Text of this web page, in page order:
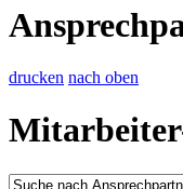
drucken nach oben